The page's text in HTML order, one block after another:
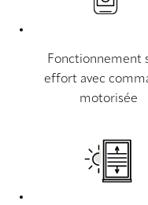
Fonctionnement
effort avec
motorisée